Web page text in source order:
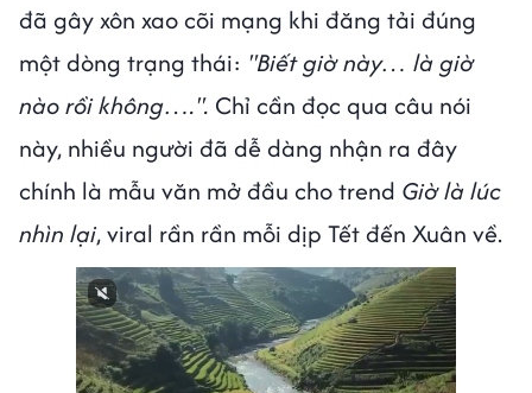
đã gây xôn xao cõi mạng khi đăng tải đúng
một dòng trạng thái: "Biết giờ này… là giờ
nào rồi không….". Chỉ cần đọc qua câu nói
này, nhiều người đã dễ dàng nhận ra đây
chính là mẫu văn mở đầu cho trend Giờ là lúc
nhìn lại, viral rần rần mỗi dịp Tết đến Xuân về.